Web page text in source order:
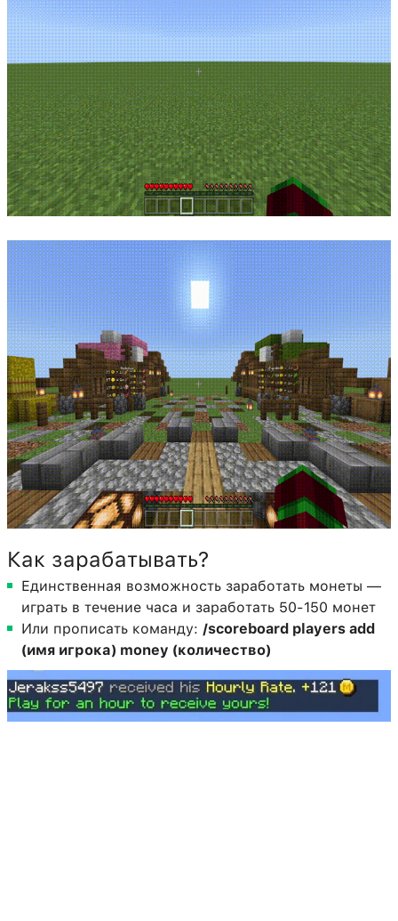
Как зарабатывать?
Единственная возможность заработать монеты —
играть в течение часа и заработать 50-150 монет
Или прописать команду: /scoreboard players add
(имя игрока) money (количество)